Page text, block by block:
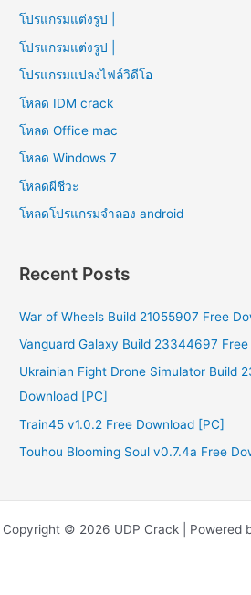
โปรแกรมแต่งรูป |
โปรแกรมแต่งรูป |
โปรแกรมแปลงไฟล์วิดีโอ
โหลด IDM crack
โหลด Office mac
โหลด Windows 7
โหลดผีชีวะ
โหลดโปรแกรมจําลอง android
Recent Posts
War of Wheels Build 21055907 Free
Vanguard Galaxy Build 23344697
Ukrainian Fight Drone Simulator Build
Download [PC]
Train45 v1.0.2 Free Download [PC]
Touhou Blooming Soul v0.7.4a Free
Copyright © 2026 UDP Crack | Powered